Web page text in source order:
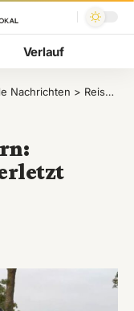
Verlauf
Nachrichten > Reisebusunfall Gifhorn: Senioren bei Unfall verletzt